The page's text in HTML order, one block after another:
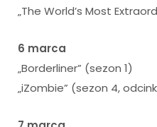
„The World’s Most
6 marca
„Borderliner” (sezon 1)
„iZombie” (sezon 4,